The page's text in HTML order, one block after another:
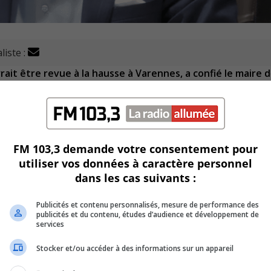
:
être revue à la hausse à Varennes, a confié le maire
00:00
500 000 $ à Varennes sont imposées au plus
que la valeur moyenne des maisons
000 $ relève donc d’une tâche quasiment impossible.
conseil municipal, ce à quoi le maire a répondu que la
FM 103,3 demande votre consentement pour
utiliser vos données à caractère personnel
dans les cas suivants :
Publicités et contenu personnalisés, mesure de performance des
publicités et du contenu, études d’audience et développement de
services
Stocker et/ou accéder à des informations sur un appareil